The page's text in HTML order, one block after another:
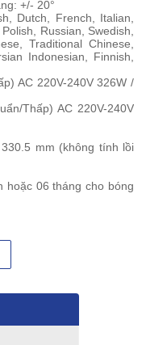
+/- 20°
Dutch, French, Italian,
Russian, Swedish,
Traditional Chinese,
Indonesian, Finnish,
AC 220V-240V 326W /
Thấp) AC 220V-240V
mm (không tính lồi
hoặc 06 tháng cho bóng